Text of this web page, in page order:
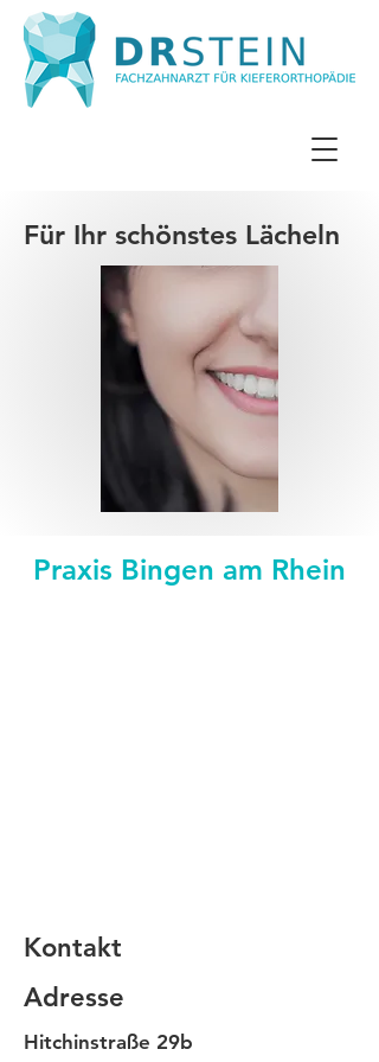
Für Ihr schönstes Lächeln
Praxis Bingen am Rhein
Kontakt
Adresse
Hitchinstraße 29b